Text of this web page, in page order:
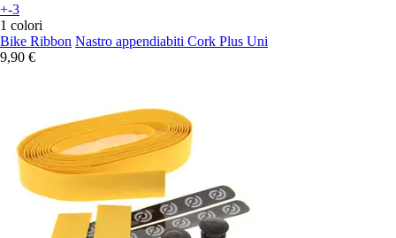
+-3
1 colori
Bike Ribbon Nastro appendiabiti Cork Plus Uni
9,90 €